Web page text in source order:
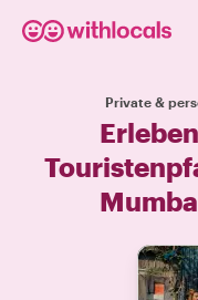
Private &